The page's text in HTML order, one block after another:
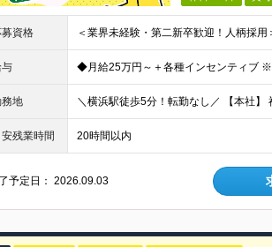
募資格
与
務地
安残業時間 20時間以内
予定日：2026.09.03